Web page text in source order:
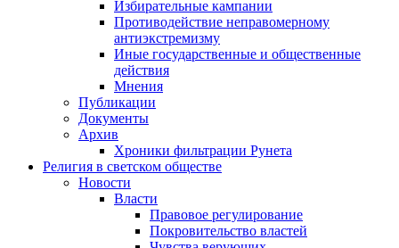
Избирательные кампании
Противодействие неправомерному
антиэкстремизму
Иные государственные и общественные
действия
Мнения
Публикации
Документы
Архив
Хроники фильтрации Рунета
Религия в светском обществе
Новости
Власти
Правовое регулирование
Покровительство властей